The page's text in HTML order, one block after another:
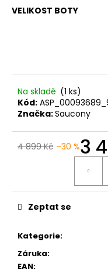
VELIKOST BOTY
Na skladě (1 ks)
Kód:
Značka:Saucony
4 899 Kč –30 %3
Kategorie:
Záruka:
EAN:
Zeptat se
j
BOTY
CRAFT
XPLOR
PRO
-
ŠEDÁ